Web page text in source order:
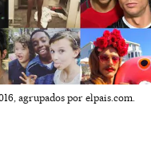
agrupados por elpais.com.